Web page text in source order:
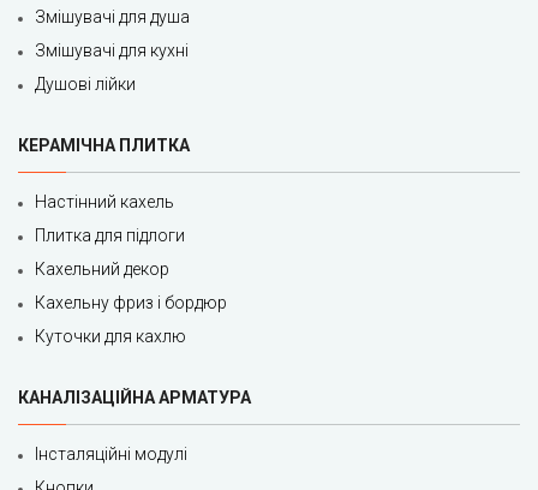
Змішувачі для душа
Змішувачі для кухні
Душові лійки
КЕРАМІЧНА ПЛИТКА
Настінний кахель
Плитка для підлоги
Кахельний декор
Кахельну фриз і бордюр
Куточки для кахлю
КАНАЛІЗАЦІЙНА АРМАТУРА
Інсталяційні модулі